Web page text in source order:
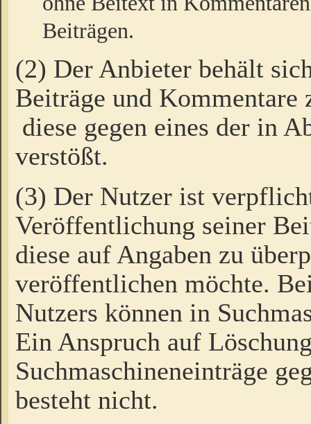
Beiträgen.
(2) Der Anbieter behält
Beiträge und Kommentare
diese gegen eines der in
verstößt.
(3) Der Nutzer ist
Veröffentlichung seiner
diese auf Angaben zu
veröffentlichen möchte.
Nutzers können in
Ein Anspruch auf
Suchmaschineneinträge
besteht nicht.